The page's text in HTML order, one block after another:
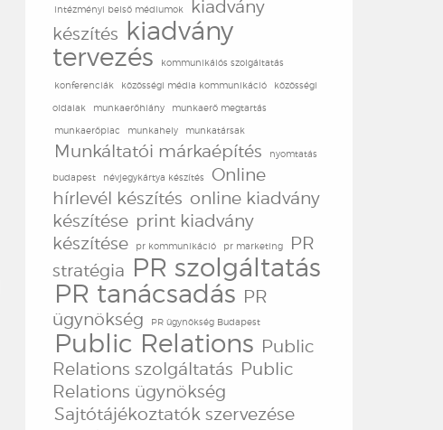
intézményi belső médiumok
kiadvány
készítés kiadvány
tervezés
kommunikáiós szolgáltatás
konferenciák közösségi média kommunikáció közösségi
oldalak munkaerőhiány munkaerő megtartás
munkaerőpiac munkahely munkatársak
Munkáltatói márkaépítés nyomtatás
budapest névjegykártya készítés
Online
hírlevél készítés online kiadvány
készítése print kiadvány
készítése
pr kommunikáció pr marketing
PR
stratégia PR szolgáltatás
PR tanácsadás PR
ügynökség
PR ügynökség Budapest
Public Relations Public
Relations szolgáltatás Public
Relations ügynökség
Sajtótájékoztatók szervezése